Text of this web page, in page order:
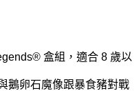
盒組，適合 8 歲以
鵝卵石魔像跟暴食豬對戰